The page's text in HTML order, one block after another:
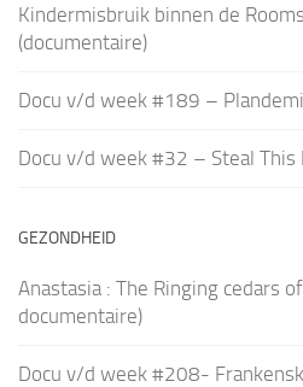
Kindermisbruik binnen de
(documentaire)
Docu v/d week #189 –
Docu v/d week #32 – Steal This
GEZONDHEID
Anastasia : The Ringing cedars
documentaire)
Docu v/d week #208-